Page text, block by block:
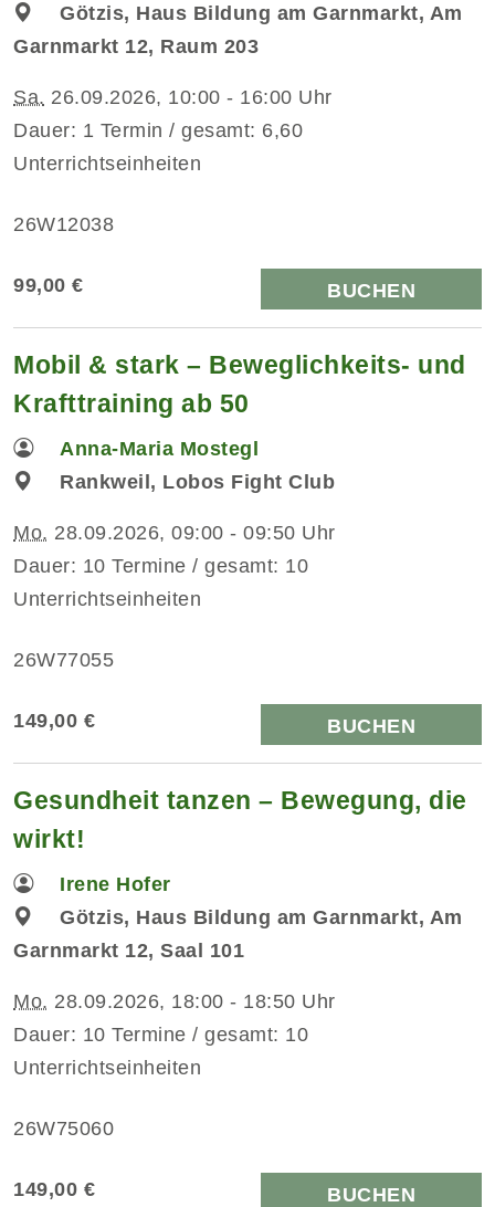
Götzis, Haus Bildung am Garnmarkt, Am
Garnmarkt 12, Raum 203
Sa. 26.09.2026, 10:00 - 16:00 Uhr
Dauer: 1 Termin / gesamt: 6,60
Unterrichtseinheiten
26W12038
99,00 € BUCHEN
Mobil & stark – Beweglichkeits- und
Krafttraining ab 50
Anna-Maria Mostegl
Rankweil, Lobos Fight Club
Mo. 28.09.2026, 09:00 - 09:50 Uhr
Dauer: 10 Termine / gesamt: 10
Unterrichtseinheiten
26W77055
149,00 € BUCHEN
Gesundheit tanzen – Bewegung, die
wirkt!
Irene Hofer
Götzis, Haus Bildung am Garnmarkt, Am
Garnmarkt 12, Saal 101
Mo. 28.09.2026, 18:00 - 18:50 Uhr
Dauer: 10 Termine / gesamt: 10
Unterrichtseinheiten
26W75060
149,00 € BUCHEN